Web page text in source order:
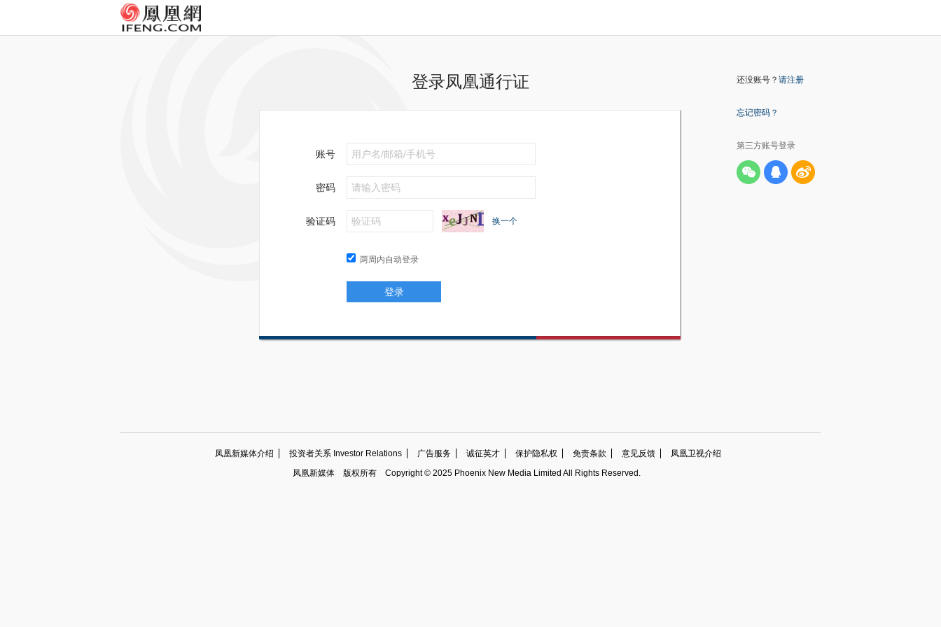
登录凤凰通行证
账号
密码
验证码 换一个
两周内自动登录
登录
还没账号？ 请注册
忘记密码？
第三方账号登录
凤凰新媒体介绍 投资者关系 Investor Relations 广告服务 诚征英才 保护隐私权 免责条款 意见反馈
凤凰卫视介绍
凤凰新媒体
版权所有 Copyright © 2025 Phoenix New Media Limited All Rights Reserved.